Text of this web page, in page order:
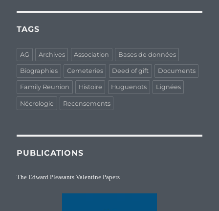
TAGS
AG Archives Association Bases de données
Biographies Cemeteries Deed of gift Documents
Family Reunion Histoire Huguenots Lignées
Nécrologie Recensements
PUBLICATIONS
The Edward Pleasants Valentine Papers